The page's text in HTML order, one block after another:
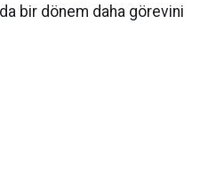
bir dönem daha görevini